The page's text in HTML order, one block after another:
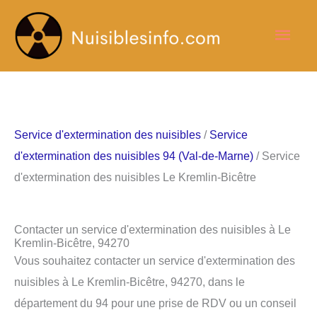
contenu
Service d'extermination des nuisibles / Service
d'extermination des nuisibles 94 (Val-de-Marne) / Service
d'extermination des nuisibles Le Kremlin-Bicêtre
Contacter un service d'extermination des nuisibles à Le
Kremlin-Bicêtre, 94270
Vous souhaitez contacter un service d'extermination des
nuisibles à Le Kremlin-Bicêtre, 94270, dans le
département du 94 pour une prise de RDV ou un conseil